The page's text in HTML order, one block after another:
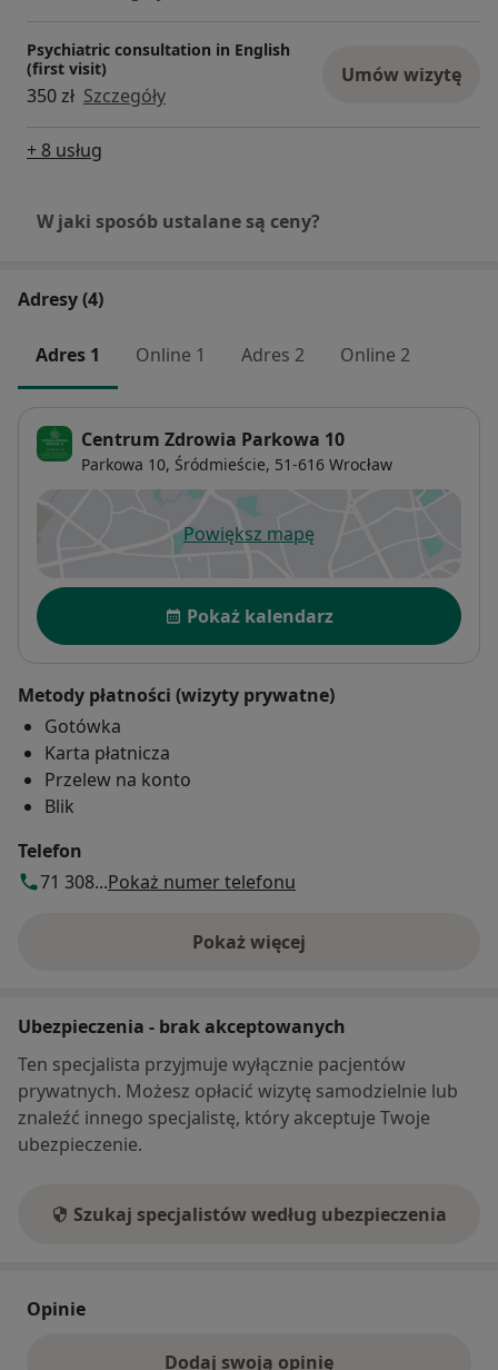
Psychiatric consultation in English
(first visit)
350 zł Szczegóły
Umów wizytę
+ 8 usług
W jaki sposób ustalane są ceny?
Adresy (4)
Adres 1 Online 1 Adres 2 Online 2
Centrum Zdrowia Parkowa 10
Parkowa 10, Śródmieście, 51-616 Wrocław
Powiększ mapęotwiera się w nowej karcie
Dostępność
Pokaż kalendarz
Metody płatności (wizyty prywatne)
Gotówka
Karta płatnicza
Przelew na konto
Blik
Telefon
71 308...Pokaż numer telefonu
Pokaż więcej
o adresie
Ubezpieczenia - brak akceptowanych
Ten specjalista przyjmuje wyłącznie pacjentów
prywatnych. Możesz opłacić wizytę samodzielnie lub
znaleźć innego specjalistę, który akceptuje Twoje
ubezpieczenie.
Szukaj specjalistów według ubezpieczenia
Opinie
Dodaj swoją opinię